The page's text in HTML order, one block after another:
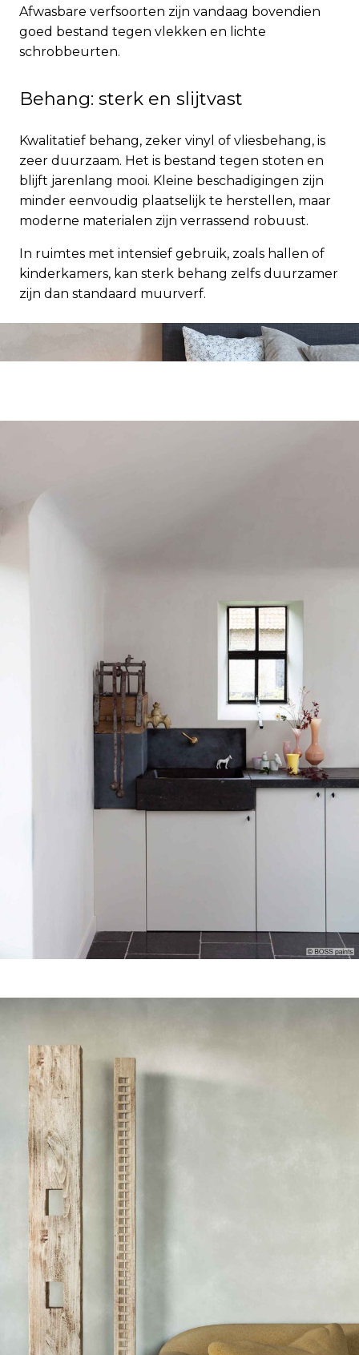
Afwasbare verfsoorten zijn vandaag bovendien
goed bestand tegen vlekken en lichte
schrobbeurten.
Behang: sterk en slijtvast
Kwalitatief behang, zeker vinyl of vliesbehang, is
zeer duurzaam. Het is bestand tegen stoten en
blijft jarenlang mooi. Kleine beschadigingen zijn
minder eenvoudig plaatselijk te herstellen, maar
moderne materialen zijn verrassend robuust.
In ruimtes met intensief gebruik, zoals hallen of
kinderkamers, kan sterk behang zelfs duurzamer
zijn dan standaard muurverf.